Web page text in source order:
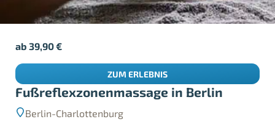
Fußreflexzonenmassage in Berlin
Berlin-Charlottenburg
ab39,90€
ZUM ERLEBNIS